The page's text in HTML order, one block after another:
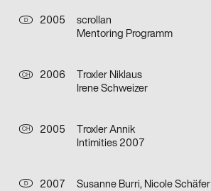
D
2005
scrollan
Mentoring Programm
CH
2006
Troxler Niklaus
Irene Schweizer
CH
2005
Troxler Annik
Intimities 2007
D
2007
Susanne Burri, Nicole Schäfer